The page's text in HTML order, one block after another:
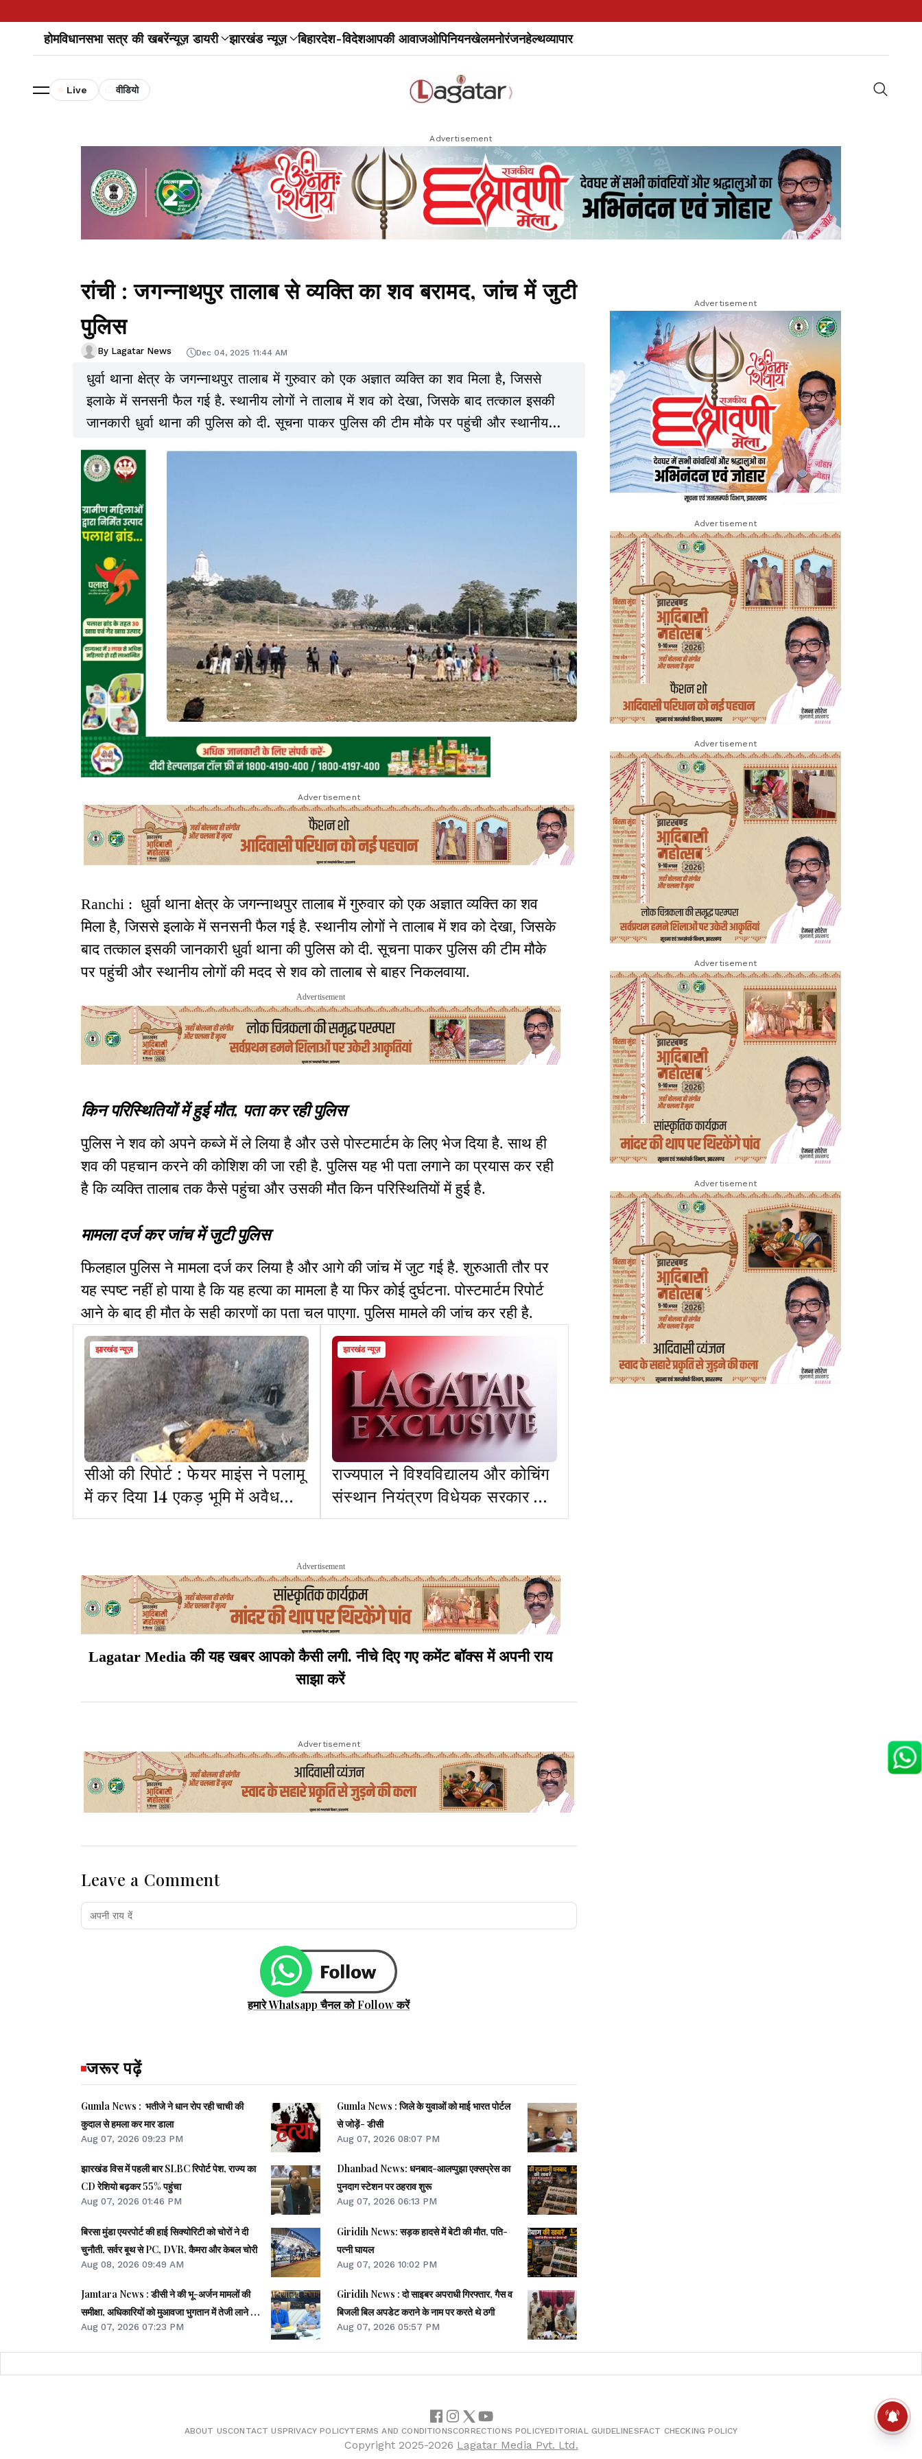
होमविधानसभा सत्र की खबरेंन्यूज़ डायरी झारखंड न्यूज़ बिहारदेश-विदेशआपकी आवाजओपिनियनखेलमनोरंजनहेल्थव्यापार
Live वीडियो
Advertisement
रांची : जगन्नाथपुर तालाब से व्यक्ति का शव बरामद, जांच में जुटी
पुलिस
By Lagatar News Dec 04, 2025 11:44 AM
धुर्वा थाना क्षेत्र के जगन्नाथपुर तालाब में गुरुवार को एक अज्ञात व्यक्ति का शव मिला है, जिससे
इलाके में सनसनी फैल गई है. स्थानीय लोगों ने तालाब में शव को देखा, जिसके बाद तत्काल इसकी
जानकारी धुर्वा थाना की पुलिस को दी. सूचना पाकर पुलिस की टीम मौके पर पहुंची और स्थानीय
Advertisement
Ranchi : धुर्वा थाना क्षेत्र के जगन्नाथपुर तालाब में गुरुवार को एक अज्ञात व्यक्ति का शव
मिला है, जिससे इलाके में सनसनी फैल गई है. स्थानीय लोगों ने तालाब में शव को देखा, जिसके
बाद तत्काल इसकी जानकारी धुर्वा थाना की पुलिस को दी. सूचना पाकर पुलिस की टीम मौके
पर पहुंची और स्थानीय लोगों की मदद से शव को तालाब से बाहर निकलवाया.
Advertisement
किन परिस्थितियों में हुई मौत, पता कर रही पुलिस
पुलिस ने शव को अपने कब्जे में ले लिया है और उसे पोस्टमार्टम के लिए भेज दिया है. साथ ही
शव की पहचान करने की कोशिश की जा रही है. पुलिस यह भी पता लगाने का प्रयास कर रही
है कि व्यक्ति तालाब तक कैसे पहुंचा और उसकी मौत किन परिस्थितियों में हुई है.
मामला दर्ज कर जांच में जुटी पुलिस
फिलहाल पुलिस ने मामला दर्ज कर लिया है और आगे की जांच में जुट गई है. शुरुआती तौर पर
यह स्पष्ट नहीं हो पाया है कि यह हत्या का मामला है या फिर कोई दुर्घटना. पोस्टमार्टम रिपोर्ट
आने के बाद ही मौत के सही कारणों का पता चल पाएगा. पुलिस मामले की जांच कर रही है.
झारखंड न्यूज़
सीओ की रिपोर्ट : फेयर माइंस ने पलामू
में कर दिया 14 एकड़ भूमि में अवैध
कोयला खनन और भंडारण
झारखंड न्यूज़
राज्यपाल ने विश्वविद्यालय और कोचिंग
संस्थान नियंत्रण विधेयक सरकार को
लौटाया
Advertisement
Lagatar Media की यह खबर आपको कैसी लगी. नीचे दिए गए कमेंट बॉक्स में अपनी राय
साझा करें
Advertisement
Leave a Comment
हमारे Whatsapp चैनल को Follow करें
जरूर पढ़ें
Gumla News : भतीजे ने धान रोप रही चाची की
कुदाल से हमला कर मार डाला
Aug 07, 2026 09:23 PM
झारखंड विस में पहली बार SLBC रिपोर्ट पेश, राज्य का
CD रेशियो बढ़कर 55% पहुंचा
Aug 07, 2026 01:46 PM
बिरसा मुंडा एयरपोर्ट की हाई सिक्योरिटी को चोरों ने दी
चुनौती, सर्वर बूथ से PC, DVR, कैमरा और केबल चोरी
Aug 08, 2026 09:49 AM
Jamtara News : डीसी ने की भू-अर्जन मामलों की
समीक्षा, अधिकारियों को मुआवजा भुगतान में तेजी लाने का
निर्देश
Aug 07, 2026 07:23 PM
Gumla News : जिले के युवाओं को माई भारत पोर्टल
से जोड़ें- डीसी
Aug 07, 2026 08:07 PM
Dhanbad News: धनबाद-आलप्पुझा एक्सप्रेस का
पुनदाग स्टेशन पर ठहराव शुरू
Aug 07, 2026 06:13 PM
Giridih News: सड़क हादसे में बेटी की मौत, पति-
पत्नी घायल
Aug 07, 2026 10:02 PM
Giridih News : दो साइबर अपराधी गिरफ्तार, गैस व
बिजली बिल अपडेट कराने के नाम पर करते थे ठगी
Aug 07, 2026 05:57 PM
Advertisement
Advertisement
Advertisement
Advertisement
Advertisement
ABOUT USCONTACT USPRIVACY POLICYTERMS AND CONDITIONSCORRECTIONS POLICYEDITORIAL GUIDELINESFACT CHECKING POLICY
Copyright 2025-2026 Lagatar Media Pvt. Ltd.